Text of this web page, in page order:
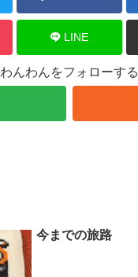
LINE
わんわんをフォローする
今までの旅路